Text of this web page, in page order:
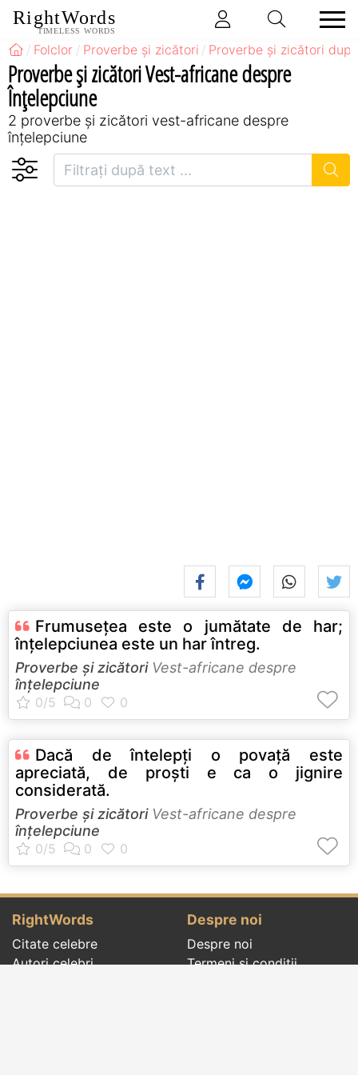
RightWords
TIMELESS WORDS
Folclor Proverbe și zicători Proverbe și zicători
Proverbe și zicători Vest-africane despre
Înțelepciune
2 proverbe și zicători vest-africane despre
înțelepciune
Frumuseţea este o jumătate de har;
înţelepciunea este un har întreg.
Proverbe și zicătoriVest-africane despre
înțelepciune
Dacă de întelepţi o povaţă este
apreciată, de proşti e ca o jignire
considerată.
Proverbe și zicătoriVest-africane despre
înțelepciune
RightWords
Citate celebre
Autori celebri
Despre noi
Despre noi
Termeni și condiții